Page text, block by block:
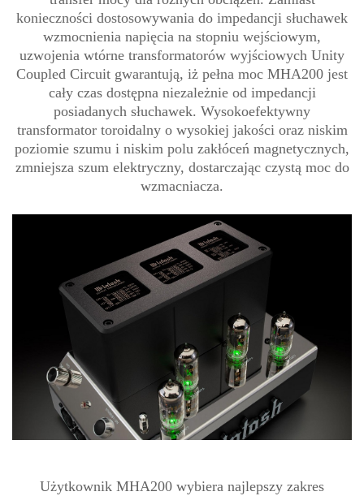
konieczności dostosowywania do impedancji słuchawek
wzmocnienia napięcia na stopniu wejściowym,
uzwojenia wtórne transformatorów wyjściowych Unity
Coupled Circuit gwarantują, iż pełna moc MHA200 jest
cały czas dostępna niezależnie od impedancji
posiadanych słuchawek. Wysokoefektywny
transformator toroidalny o wysokiej jakości oraz niskim
poziomie szumu i niskim polu zakłóceń magnetycznych,
zmniejsza szum elektryczny, dostarczając czystą moc do
wzmacniacza.
Użytkownik MHA200 wybiera najlepszy zakres